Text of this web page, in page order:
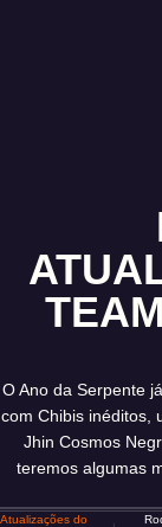
O Ano da Serpente
com Chibis inéditos,
Jhin Cosmos
teremos algumas
Atualizações do